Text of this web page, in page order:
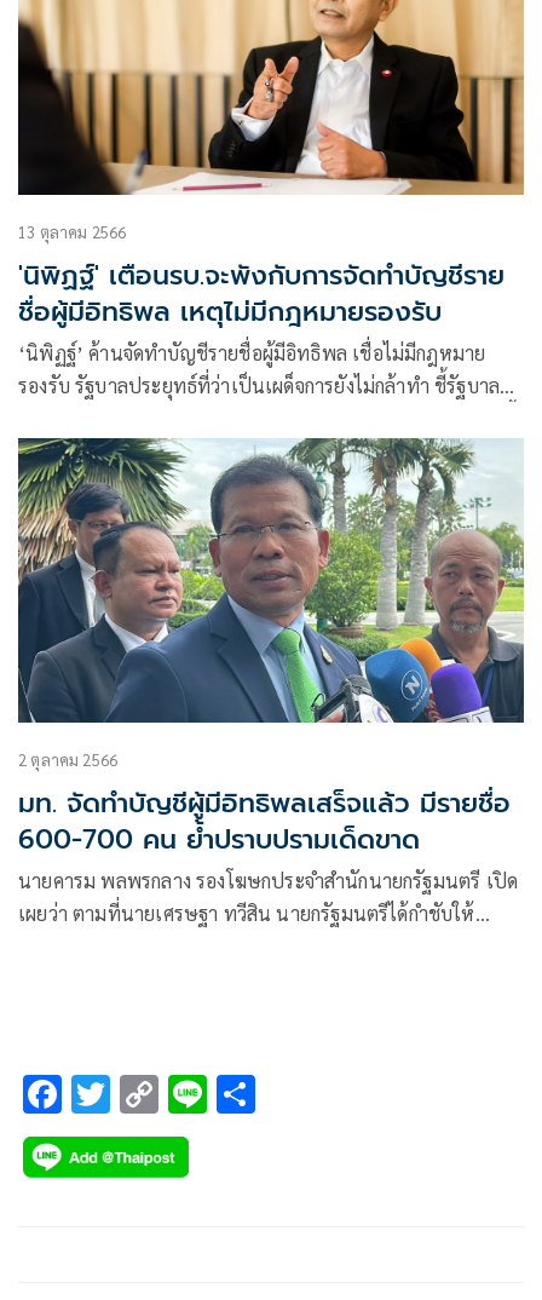
13 ตุลาคม 2566
'นิพิฏฐ์' เตือนรบ.จะพังกับการจัดทำบัญชีราย
ชื่อผู้มีอิทธิพล เหตุไม่มีกฎหมายรองรับ
‘นิพิฏฐ์’ ค้านจัดทำบัญชีรายชื่อผู้มีอิทธิพล เชื่อไม่มีกฎหมาย
รองรับ รัฐบาลประยุทธ์ที่ว่าเป็นเผด็จการยังไม่กล้าทำ ชี้รัฐบาลอยู่
2 ตุลาคม 2566
มท. จัดทำบัญชีผู้มีอิทธิพลเสร็จแล้ว มีรายชื่อ
600-700 คน ย้ำปราบปรามเด็ดขาด
นายคารม พลพรกลาง รองโฆษกประจำสำนักนายกรัฐมนตรี เปิด
เผยว่า ตามที่นายเศรษฐา ทวีสิน นายกรัฐมนตรีได้กำชับให้
F
ac
e
T
wi
tt
C
o
p
Li